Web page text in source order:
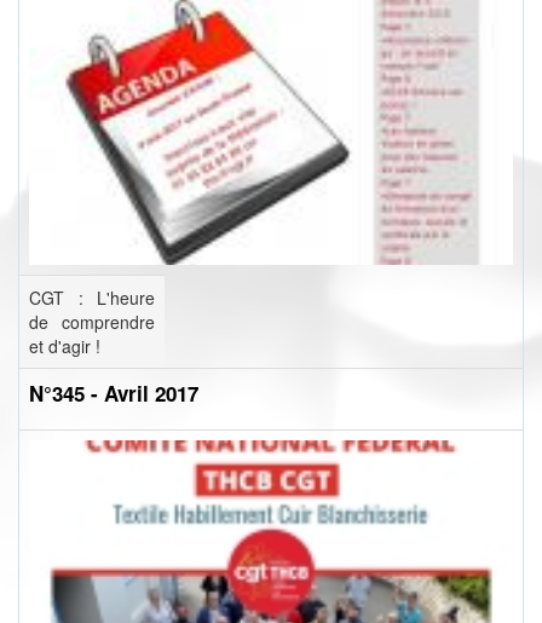
CGT : L'heure
de comprendre
et d'agir !
N°345 - Avril 2017